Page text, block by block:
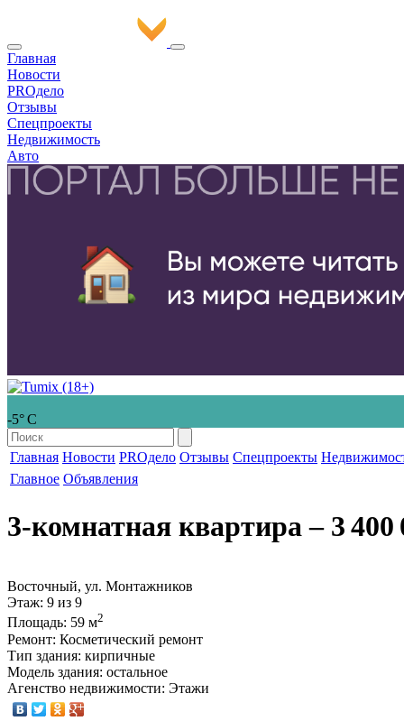
Главная
Новости
PROдело
Отзывы
Спецпроекты
Недвижимость
Авто
-5° С
Главная Новости PROдело Отзывы Спецпроекты
Главное Объявления
3-комнатная квартира ‒ 3 400
Восточный, ул. Монтажников
Этаж: 9 из 9
Площадь: 59 м2
Ремонт: Косметический ремонт
Тип здания: кирпичные
Модель здания: остальное
Агенство недвижимости: Этажи